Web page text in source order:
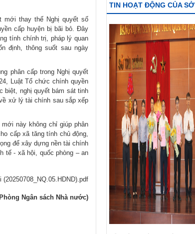
mới thay thế Nghị quyết số
cấp huyện bị bãi bỏ. Đây
tính chính trị, pháp lý quan
định, thông suốt sau ngày
phân cấp trong Nghị quyết
Luật Tổ chức chính quyền
biệt, nghị quyết bám sát tinh
xử lý tài chính sau sắp xếp
mới này không chỉ giúp phân
cấp xã tăng tính chủ động,
để xây dựng nền tài chính
tế - xã hội, quốc phòng – an
(20250708_NQ.05.HDND).pdf
Ngân sách Nhà nước)
TIN HOẠT ĐỘNG CỦA SỞ